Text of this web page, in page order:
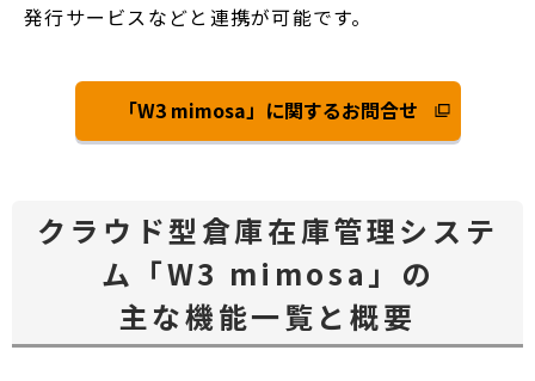
発行サービスなどと連携が可能です。
「W3 mimosa」に関するお問合せ 別
ウ
ド
ウ
で
く
クラウド型倉庫在庫管理システ
ム「W3 mimosa」の
主な機能一覧と概要